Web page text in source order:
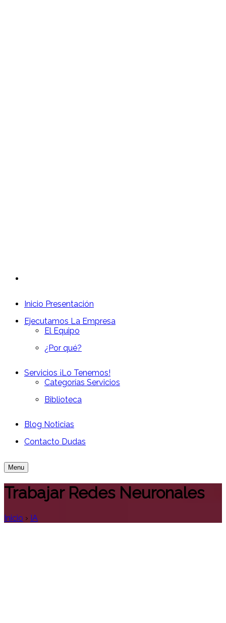
Inicio Presentación
Ejecutamos La Empresa
El Equipo
¿Por qué?
Servicios ¡Lo Tenemos!
Categorías Servicios
Biblioteca
Blog Noticias
Contacto Dudas
Menu
Trabajar Redes Neuronales
Inicio › IA